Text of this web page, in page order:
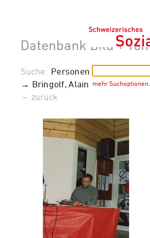
Datenbank Bild + Ton
mehr Suchoptionen…
Suche: Personen
→ Bringolf, Alain
– zurück